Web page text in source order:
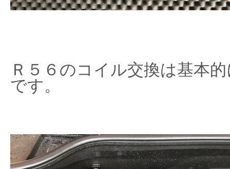
Ｒ５６のコイル交換は基本
です。